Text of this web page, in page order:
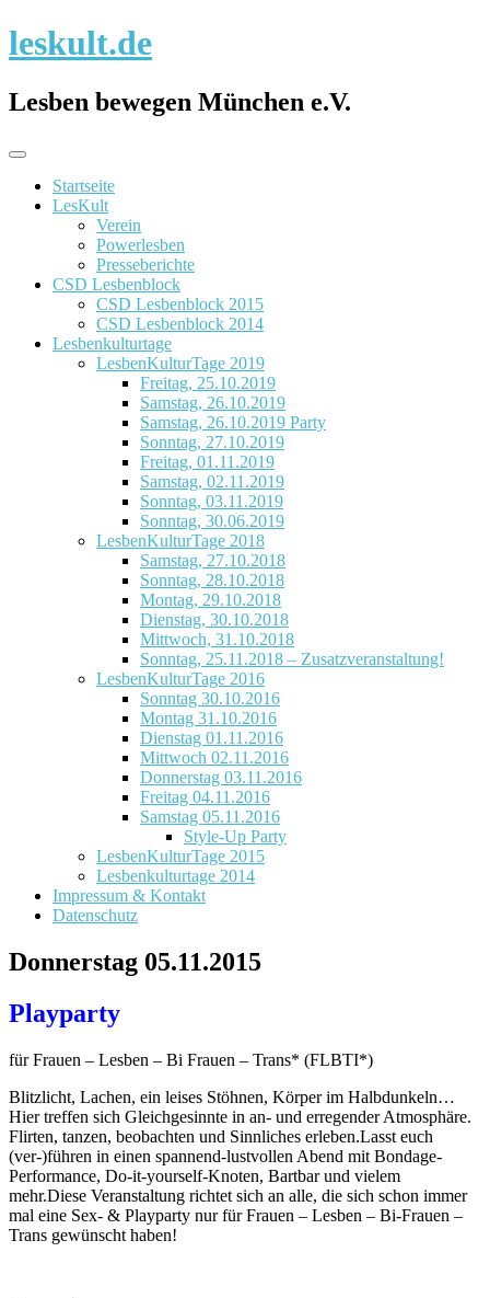
Skip
to
leskult.de
Lesben bewegen München e.V.
Startseite
LesKult
Verein
Powerlesben
Presseberichte
CSD Lesbenblock
CSD Lesbenblock 2015
CSD Lesbenblock 2014
Lesbenkulturtage
LesbenKulturTage 2019
Freitag, 25.10.2019
Samstag, 26.10.2019
Samstag, 26.10.2019 Party
Sonntag, 27.10.2019
Freitag, 01.11.2019
Samstag, 02.11.2019
Sonntag, 03.11.2019
Sonntag, 30.06.2019
LesbenKulturTage 2018
Samstag, 27.10.2018
Sonntag, 28.10.2018
Montag, 29.10.2018
Dienstag, 30.10.2018
Mittwoch, 31.10.2018
Sonntag, 25.11.2018 – Zusatzveranstaltung!
LesbenKulturTage 2016
Sonntag 30.10.2016
Montag 31.10.2016
Dienstag 01.11.2016
Mittwoch 02.11.2016
Donnerstag 03.11.2016
Freitag 04.11.2016
Samstag 05.11.2016
Style-Up Party
LesbenKulturTage 2015
Lesbenkulturtage 2014
Impressum & Kontakt
Datenschutz
Donnerstag 05.11.2015
Playparty
für Frauen – Lesben – Bi Frauen – Trans* (FLBTI*)
Blitzlicht, Lachen, ein leises Stöhnen, Körper im Halbdunkeln…
Hier treffen sich Gleichgesinnte in an- und erregender Atmosphäre.
Flirten, tanzen, beobachten und Sinnliches erleben.Lasst euch
(ver-)führen in einen spannend-lustvollen Abend mit Bondage-
Performance, Do-it-yourself-Knoten, Bartbar und vielem
mehr.Diese Veranstaltung richtet sich an alle, die sich schon immer
mal eine Sex- & Playparty nur für Frauen – Lesben – Bi-Frauen –
Trans gewünscht haben!